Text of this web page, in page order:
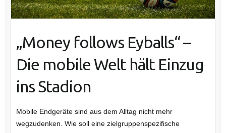
„Money follows Eyballs“ –
Die mobile Welt hält Einzug
ins Stadion
Mobile Endgeräte sind aus dem Alltag nicht mehr
wegzudenken. Wie soll eine zielgruppenspezifische